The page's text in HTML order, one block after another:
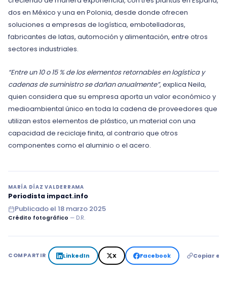
dos en México y una en Polonia, desde donde ofrecen
soluciones a empresas de logística, embotelladoras,
fabricantes de latas, automoción y alimentación, entre otros
sectores industriales.
“Entre un 10 o 15 % de los elementos retornables en logística y
cadenas de suministro se dañan anualmente”, explica Neila,
quien considera que su empresa aporta un valor económico y
medioambiental único en toda la cadena de proveedores que
utilizan estos elementos de plástico, un material con una
capacidad de reciclaje finita, al contrario que otros
componentes como el aluminio o el acero.
MARÍA DÍAZ VALDERRAMA
Periodista impact.info
Publicado el 18 marzo 2025
Crédito fotográfico — D.R.
COMPARTIR LinkedIn X Facebook Copiar